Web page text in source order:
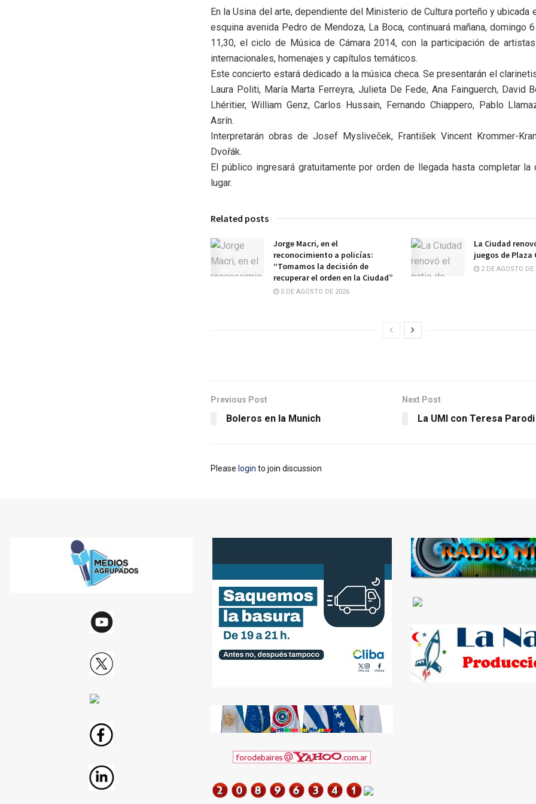
En la Usina del arte, dependiente del Ministerio de Cultura porteño y ubicada
esquina avenida Pedro de Mendoza, La Boca, continuará mañana, domingo
11,30, el ciclo de Música de Cámara 2014, con la participación de
internacionales, homenajes y capítulos temáticos.
Este concierto estará dedicado a la música checa. Se presentarán el
Laura Politi, María Marta Ferreyra, Julieta De Fede, Ana Fainguerch, David
Lhéritier, William Genz, Carlos Hussain, Fernando Chiappero, Pablo
Asrín.
Interpretarán obras de Josef Mysliveček, František Vincent Krommer-
Dvořák.
El público ingresará gratuitamente por orden de llegada hasta completar la
lugar.
Related posts
Jorge Macri, en el
reconocimiento a policías:
“Tomamos la decisión de
recuperar el orden en la Ciudad”
5 DE AGOSTO DE 2026
La Ciudad
juegos de
2 DE AGOSTO DE
Previous Post
Boleros en la Munich
Next Post
La UMI con Teresa Parodi
Please login to join discussion